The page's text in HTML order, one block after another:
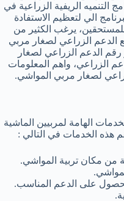
الريفية الزراعية في
الي لتعظيم الاستفادة
يرغب الكثير من
الدعم الزراعي لصغار مربي
الدعم الزراعي لصغار
الزراعي، واهم المعلومات
لصغار مربي المواشي.
الهامة لمربيين الماشية
هذه الخدمات في التالي :
من مكان تربية المواشي.
على الدعم المناسب.